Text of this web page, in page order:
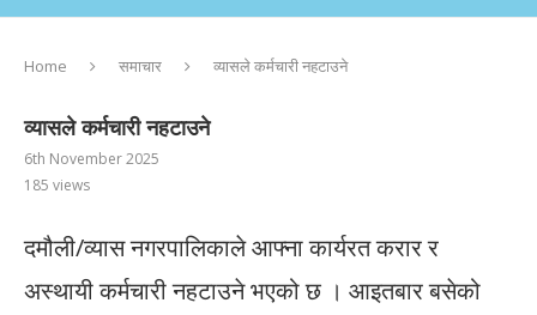
Home समाचार व्यासले कर्मचारी नहटाउने
व्यासले कर्मचारी नहटाउने
6th November 2025
185 views
दमौली/व्यास नगरपालिकाले आफ्ना कार्यरत करार र
अस्थायी कर्मचारी नहटाउने भएको छ । आइतबार बसेको